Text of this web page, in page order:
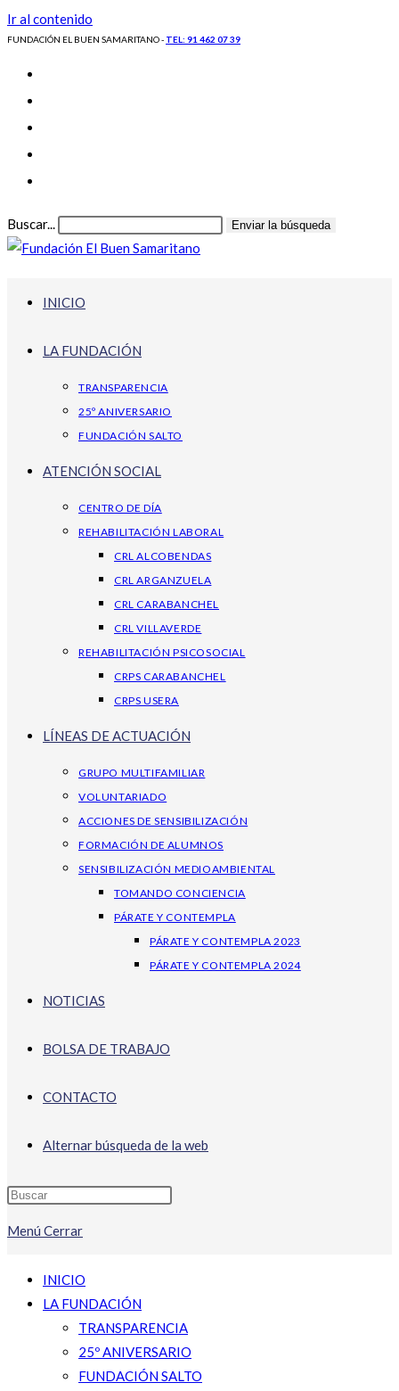
Ir al contenido
FUNDACIÓN EL BUEN SAMARITANO - TEL: 91 462 07 39
Buscar... Enviar la búsqueda
INICIO
LA FUNDACIÓN
TRANSPARENCIA
25º ANIVERSARIO
FUNDACIÓN SALTO
ATENCIÓN SOCIAL
CENTRO DE DÍA
REHABILITACIÓN LABORAL
CRL ALCOBENDAS
CRL ARGANZUELA
CRL CARABANCHEL
CRL VILLAVERDE
REHABILITACIÓN PSICOSOCIAL
CRPS CARABANCHEL
CRPS USERA
LÍNEAS DE ACTUACIÓN
GRUPO MULTIFAMILIAR
VOLUNTARIADO
ACCIONES DE SENSIBILIZACIÓN
FORMACIÓN DE ALUMNOS
SENSIBILIZACIÓN MEDIOAMBIENTAL
TOMANDO CONCIENCIA
PÁRATE Y CONTEMPLA
PÁRATE Y CONTEMPLA 2023
PÁRATE Y CONTEMPLA 2024
NOTICIAS
BOLSA DE TRABAJO
CONTACTO
Alternar búsqueda de la web
Menú Cerrar
INICIO
LA FUNDACIÓN
TRANSPARENCIA
25º ANIVERSARIO
FUNDACIÓN SALTO